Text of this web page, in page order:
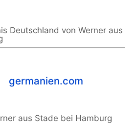
Deutschland von Werner aus
germanien.com
aus Stade bei Hamburg